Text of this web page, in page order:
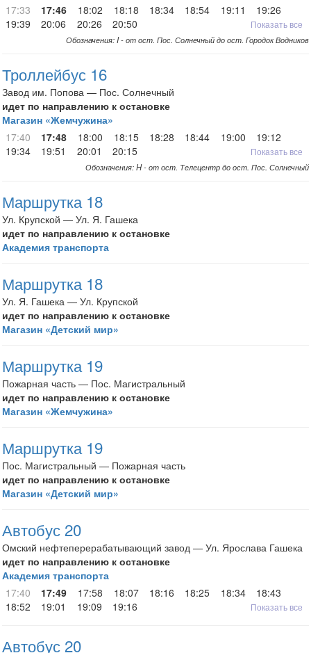
17:33
17:46 18:02 18:18 18:34 18:54 19:11
19:26
19:39
20:06 20:26 20:50 Показать все
Обозначения: I - от ост. Пос. Солнечный до ост. Городок Водников
Троллейбус 16
Завод им. Попова — Пос. Солнечный
идет по направлению к остановке
Магазин «Жемчужина»
17:40
17:48 18:00 18:15 18:28 18:44 19:00
19:12
19:34
19:51 20:01 20:15 Показать все
Обозначения: H - от ост. Телецентр до ост. Пос. Солнечный
Маршрутка 18
Ул. Крупской — Ул. Я. Гашека
идет по направлению к остановке
Академия транспорта
Маршрутка 18
Ул. Я. Гашека — Ул. Крупской
идет по направлению к остановке
Магазин «Детский мир»
Маршрутка 19
Пожарная часть — Пос. Магистральный
идет по направлению к остановке
Магазин «Жемчужина»
Маршрутка 19
Пос. Магистральный — Пожарная часть
идет по направлению к остановке
Магазин «Детский мир»
Автобус 20
Омский нефтеперерабатывающий завод — Ул. Ярослава Гашека
идет по направлению к остановке
Академия транспорта
17:40
17:49 17:58 18:07 18:16 18:25 18:34
18:43
18:52
19:01 19:09 19:16 Показать все
Автобус 20